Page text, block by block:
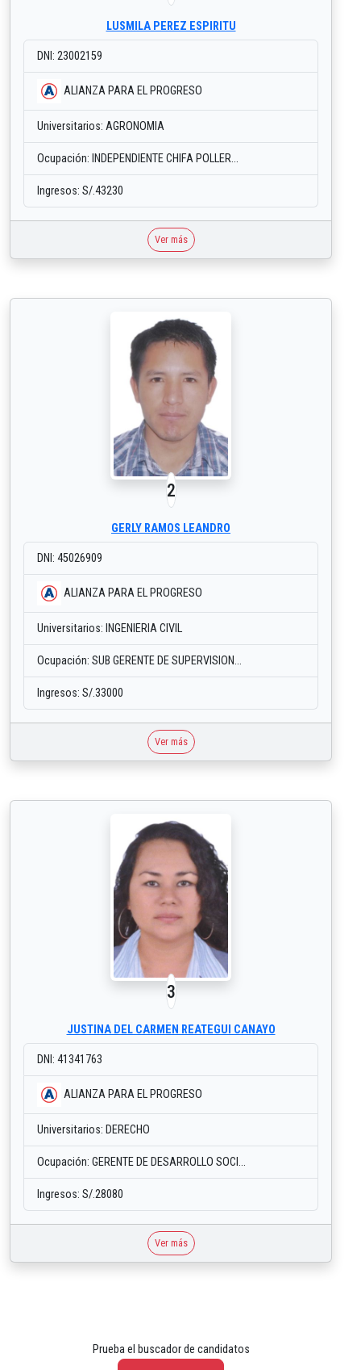
LUSMILA PEREZ ESPIRITU
DNI: 23002159
ALIANZA PARA EL PROGRESO
Universitarios: AGRONOMIA
Ocupación: INDEPENDIENTE CHIFA POLLER...
Ingresos: S/.43230
Ver más
2
GERLY RAMOS LEANDRO
DNI: 45026909
ALIANZA PARA EL PROGRESO
Universitarios: INGENIERIA CIVIL
Ocupación: SUB GERENTE DE SUPERVISION...
Ingresos: S/.33000
Ver más
3
JUSTINA DEL CARMEN REATEGUI CANAYO
DNI: 41341763
ALIANZA PARA EL PROGRESO
Universitarios: DERECHO
Ocupación: GERENTE DE DESARROLLO SOCI...
Ingresos: S/.28080
Ver más
Prueba el buscador de candidatos